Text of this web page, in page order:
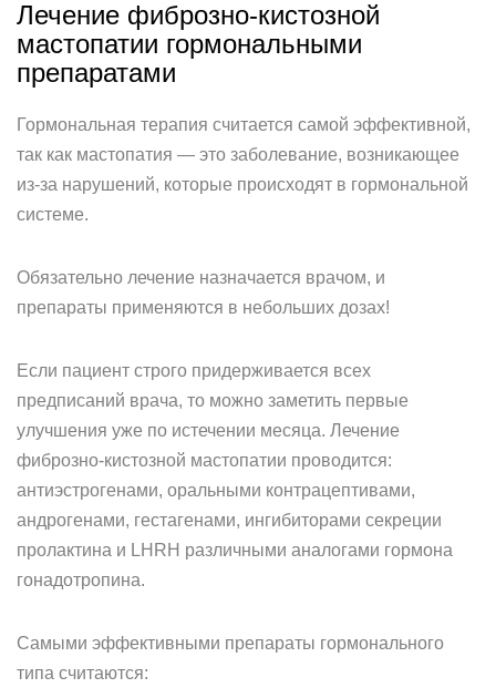
Лечение фиброзно-кистозной
мастопатии гормональными
препаратами
Гормональная терапия считается самой эффективной,
так как мастопатия — это заболевание, возникающее
из-за нарушений, которые происходят в гормональной
системе.
Обязательно лечение назначается врачом, и
препараты применяются в небольших дозах!
Если пациент строго придерживается всех
предписаний врача, то можно заметить первые
улучшения уже по истечении месяца. Лечение
фиброзно-кистозной мастопатии проводится:
антиэстрогенами, оральными контрацептивами,
андрогенами, гестагенами, ингибиторами секреции
пролактина и LHRH различными аналогами гормона
гонадотропина.
Самыми эффективными препараты гормонального
типа считаются: